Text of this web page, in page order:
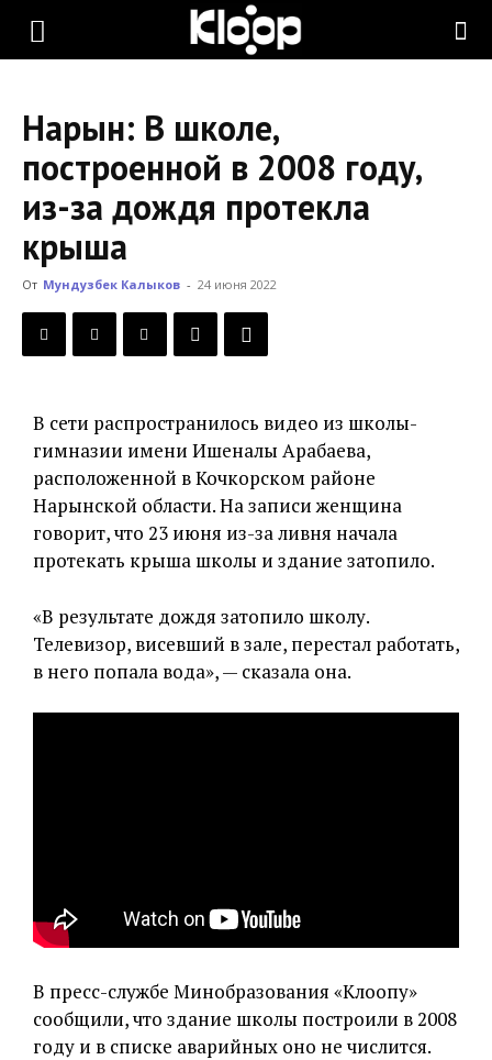
KLOOP.KG
Новости
Кыргызстана
Нарын: В школе,
построенной в 2008 году,
из-за дождя протекла
крыша
От Мундузбек Калыков - 24 июня 2022
В сети распространилось видео из школы-
гимназии имени Ишеналы Арабаева,
расположенной в Кочкорском районе
Нарынской области. На записи женщина
говорит, что 23 июня из-за ливня начала
протекать крыша школы и здание затопило.
«В результате дождя затопило школу.
Телевизор, висевший в зале, перестал работать,
в него попала вода», — сказала она.
В пресс-службе Минобразования «Клоопу»
сообщили, что здание школы построили в 2008
году и в списке аварийных оно не числится.